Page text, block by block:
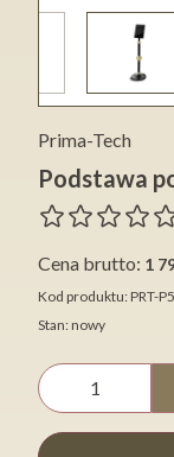
Prima-Tech
Podstawa
Cena brutto: 1
Kod produktu: PRT-P5
Stan: nowy